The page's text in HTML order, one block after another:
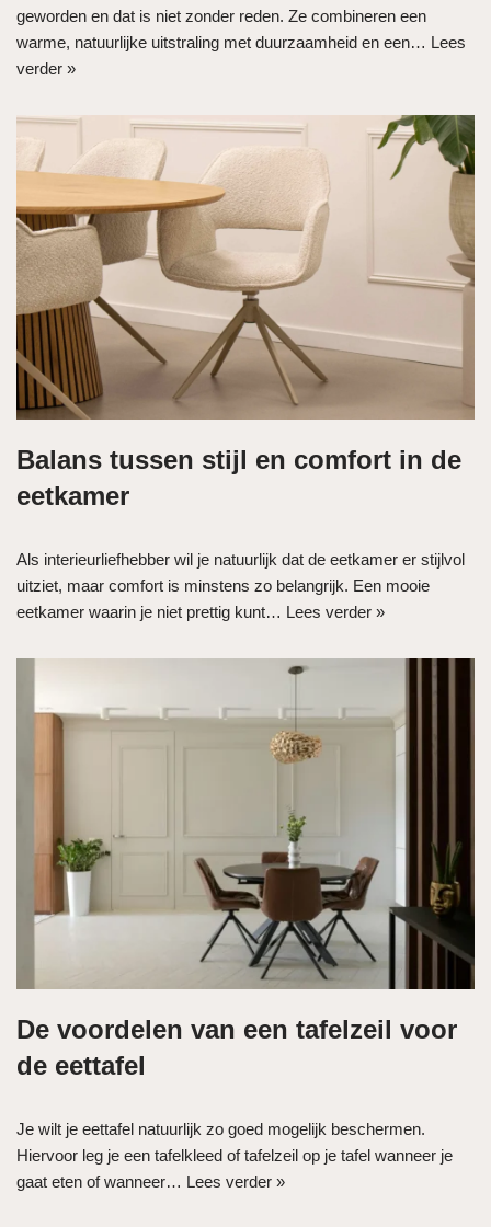
geworden en dat is niet zonder reden. Ze combineren een
warme, natuurlijke uitstraling met duurzaamheid en een… Lees
verder »
Balans tussen stijl en comfort in de
eetkamer
Als interieurliefhebber wil je natuurlijk dat de eetkamer er stijlvol
uitziet, maar comfort is minstens zo belangrijk. Een mooie
eetkamer waarin je niet prettig kunt… Lees verder »
De voordelen van een tafelzeil voor
de eettafel
Je wilt je eettafel natuurlijk zo goed mogelijk beschermen.
Hiervoor leg je een tafelkleed of tafelzeil op je tafel wanneer je
gaat eten of wanneer… Lees verder »